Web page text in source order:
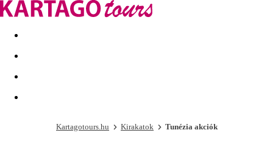
Kapcsolat Nyár 2026 Last Minute
Kartagotours.hu Kirakatok Tunézia akciók